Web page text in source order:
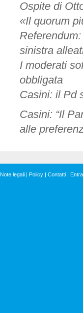
Ospite di
«Il quorum
sinistra
I moderati
obbligata
Casini: il Pd
Casini: “Il
alle
Note legali | Policy | Contatti |